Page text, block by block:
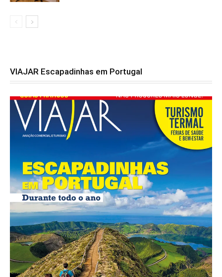
VIAJAR Escapadinhas em Portugal